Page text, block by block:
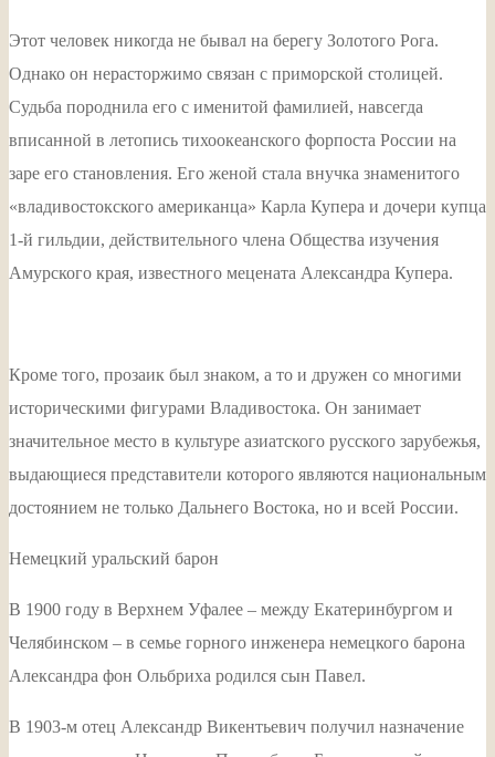
Этот человек никогда не бывал на берегу Золотого Рога.
Однако он нерасторжимо связан с приморской столицей.
Судьба породнила его с именитой фамилией, навсегда
вписанной в летопись тихоокеанского форпоста России на
заре его становления. Его женой стала внучка знаменитого
«владивостокского американца» Карла Купера и дочери купца
1-й гильдии, действительного члена Общества изучения
Амурского края, известного мецената Александра Купера.
Кроме того, прозаик был знаком, а то и дружен со многими
историческими фигурами Владивостока. Он занимает
значительное место в культуре азиатского русского зарубежья,
выдающиеся представители которого являются национальным
достоянием не только Дальнего Востока, но и всей России.
Немецкий уральский барон
В 1900 году в Верхнем Уфалее – между Екатеринбургом и
Челябинском – в семье горного инженера немецкого барона
Александра фон Ольбриха родился сын Павел.
В 1903-м отец Александр Викентьевич получил назначение